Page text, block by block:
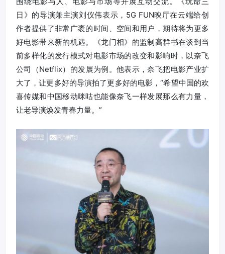
日》的导演兼主演刘仪伟表示，5G FUN映厅在云端给创
作者提供了非常广袤的时间、空间和用户，期待将为更多
好电影带来新的机遇。《龙门相》的监制高群书在谈到当
前多样化的发行模式对电影市场的改变和影响时，以奈飞
公司（Netflix）的发展为例。他表示，奈飞把电影产业扩
大了，让更多好的导演拍了更多好的电影，“希望中国的欢
喜传媒和中国移动咪咕也能像奈飞一样发展那么有力量，
让老导演焕发青春力量。”